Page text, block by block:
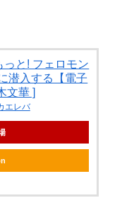
っと! フェロモン
潜入する【電子
文華 ]
エレバ